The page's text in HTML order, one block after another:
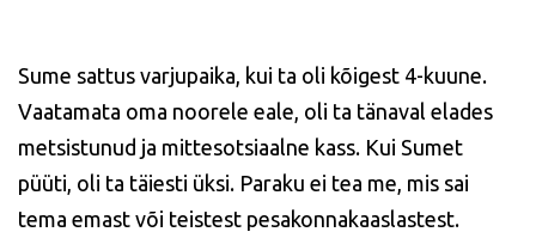
Sume sattus varjupaika, kui ta oli kõigest 4-kuune.
Vaatamata oma noorele eale, oli ta tänaval elades
metsistunud ja mittesotsiaalne kass. Kui Sumet
püüti, oli ta täiesti üksi. Paraku ei tea me, mis sai
tema emast või teistest pesakonnakaaslastest.